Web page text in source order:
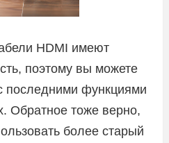
HDMI имеют
поэтому вы можете
последними функциями
Обратное тоже верно,
более старый